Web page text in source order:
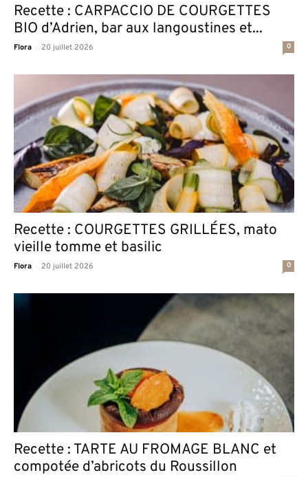
Recette : CARPACCIO DE COURGETTES
BIO d’Adrien, bar aux langoustines et...
Flora - 20 juillet 2026 0
Recette : COURGETTES GRILLÉES, mato
vieille tomme et basilic
Flora - 20 juillet 2026 0
Recette : TARTE AU FROMAGE BLANC et
compotée d’abricots du Roussillon